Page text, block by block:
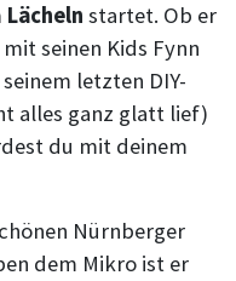
Lächeln startet. Ob er
mit seinen Kids Fynn
letzten DIY-
alles ganz glatt lief)
du mit deinem
Nürnberger
dem Mikro ist er